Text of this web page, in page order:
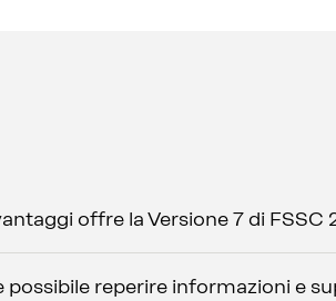
offre la Versione 7 di FSSC
possibile reperire informazioni e